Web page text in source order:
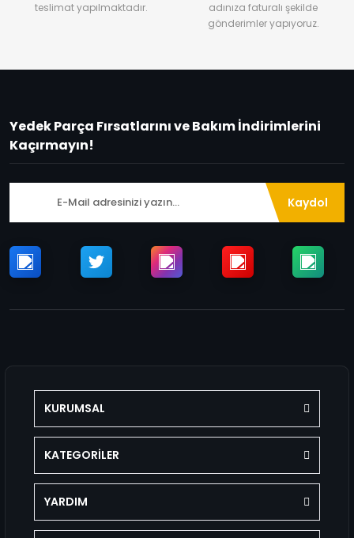
teslimat yapılmaktadır.
adınıza faturalı şekilde
gönderimler yapıyoruz.
Yedek Parça Fırsatlarını ve Bakım İndirimlerini
Kaçırmayın!
Kaydol
KURUMSAL
KATEGORİLER
YARDIM